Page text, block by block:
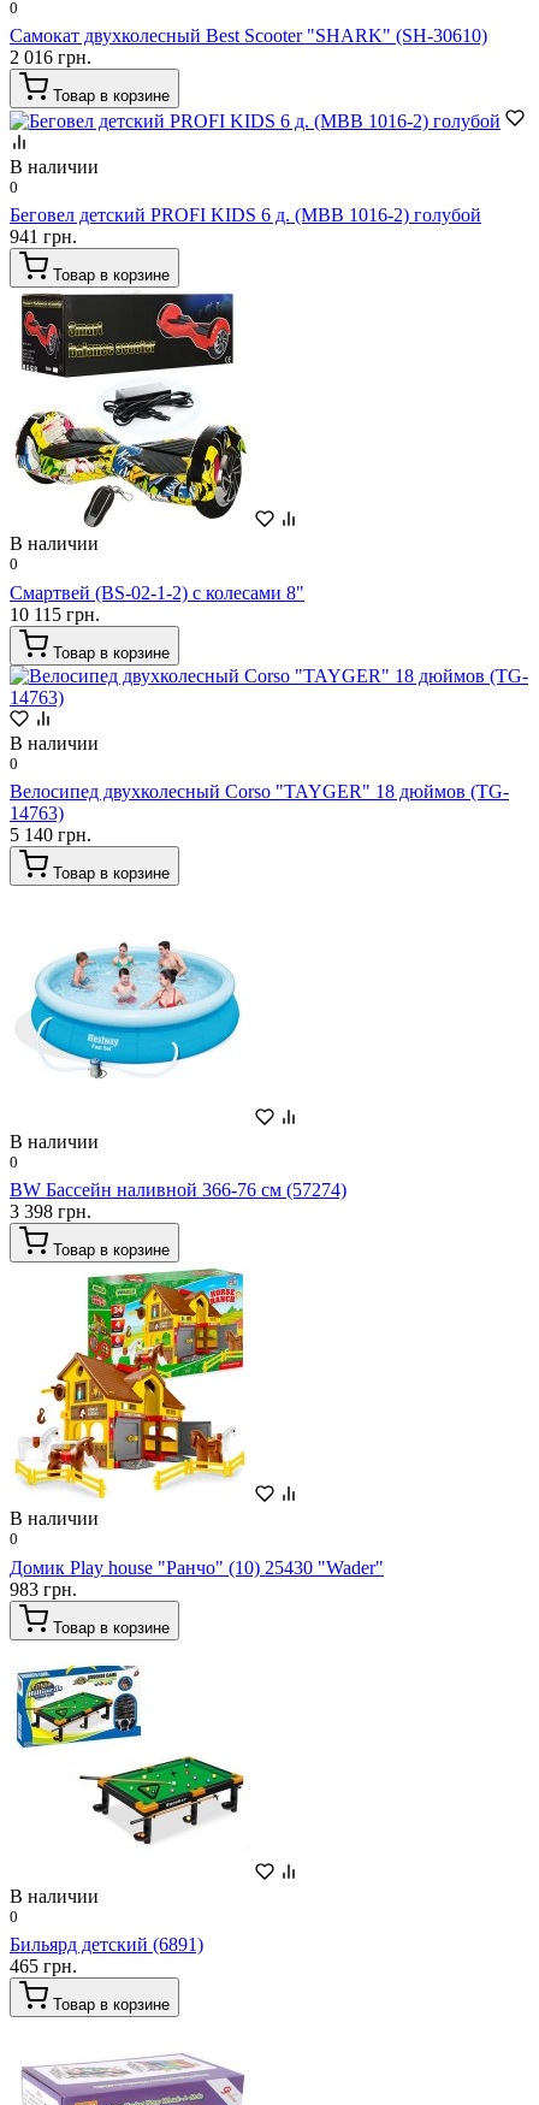
0
Самокат двухколесный Best Scooter "SHARK" (SH-30610)
2 016 грн.
Товар в корзине
В наличии
0
Беговел детский PROFI KIDS 6 д. (MBB 1016-2) голубой
941 грн.
Товар в корзине
В наличии
0
Смартвей (BS-02-1-2) с колесами 8"
10 115 грн.
Товар в корзине
В наличии
0
Велосипед двухколесный Corso "TAYGER" 18 дюймов (TG-
14763)
5 140 грн.
Товар в корзине
В наличии
0
BW Бассейн наливной 366-76 см (57274)
3 398 грн.
Товар в корзине
В наличии
0
Домик Play house "Ранчо" (10) 25430 "Wader"
983 грн.
Товар в корзине
В наличии
0
Бильярд детский (6891)
465 грн.
Товар в корзине